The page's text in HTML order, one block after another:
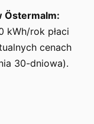
Östermalm:
kWh/rok płaci
cenach
30-dniowa).